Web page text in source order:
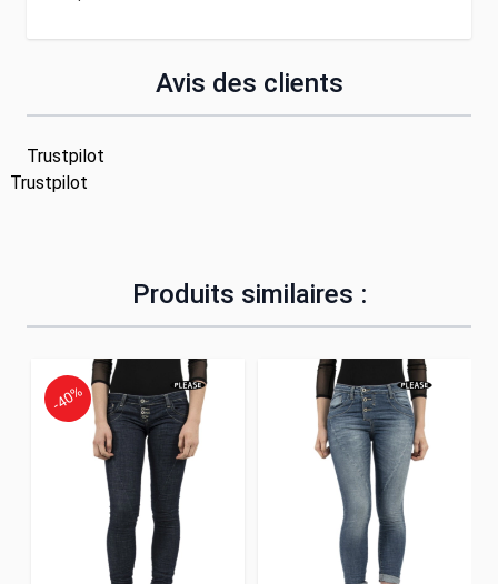
Avis des clients
Trustpilot
Trustpilot
Produits similaires :
-40%